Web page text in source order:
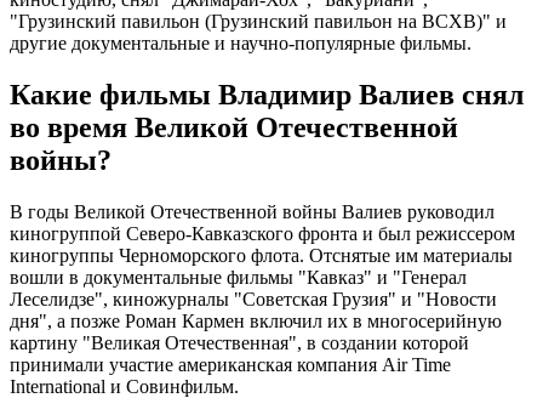
"Грузинский павильон (Грузинский павильон на ВСХВ)" и
другие документальные и научно-популярные фильмы.
Какие фильмы Владимир Валиев снял
во время Великой Отечественной
войны?
В годы Великой Отечественной войны Валиев руководил
киногруппой Северо-Кавказского фронта и был режиссером
киногруппы Черноморского флота. Отснятые им материалы
вошли в документальные фильмы "Кавказ" и "Генерал
Леселидзе", киножурналы "Советская Грузия" и "Новости
дня", а позже Роман Кармен включил их в многосерийную
картину "Великая Отечественная", в создании которой
принимали участие американская компания Air Time
International и Совинфильм.